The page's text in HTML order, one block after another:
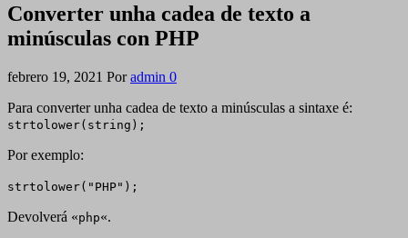
Converter unha cadea de texto a
minúsculas con PHP
febrero 19, 2021 Por admin 0
Para converter unha cadea de texto a minúsculas a sintaxe é:
strtolower(string);
Por exemplo:
strtolower("PHP");
Devolverá «php«.